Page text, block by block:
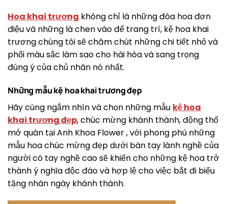
Hoa khai trương không chỉ là những đóa hoa đơn
điệu và những lá chen vào để trang trí, kệ hoa khai
trương chúng tôi sẽ chăm chút những chi tiết nhỏ và
phối màu sắc làm sao cho hài hòa và sang trọng
đúng ý của chủ nhân nó nhất.
Những mẫu kệ hoa khai trương đẹp
Hãy cùng ngắm nhìn và chọn những mẫu kệ hoa
khai trương đẹp, chúc mừng khánh thành, động thổ
mở quán tại Anh Khoa Flower , với phong phú những
mẫu hoa chúc mừng đẹp dưới bàn tay lành nghề của
người có tay nghề cao sẽ khiến cho những kệ hoa trở
thành ý nghĩa độc đáo và hợp lệ cho việc bắt đi biếu
tặng nhân ngày khánh thành.